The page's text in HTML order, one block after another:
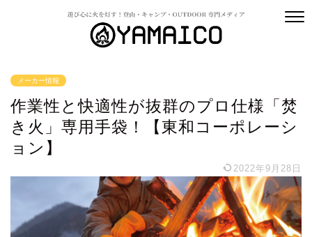
メーカー情報
作業性と快適性が抜群のプロ仕様「焚
き火」専用手袋！【東和コーポレーシ
ョン】
2022年9月28日